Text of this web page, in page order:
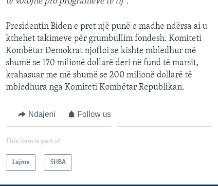
Presidentin Biden e pret një punë e madhe ndërsa ai u
kthehet takimeve për grumbullim fondesh. Komiteti
Kombëtar Demokrat njoftoi se kishte mbledhur më
shumë se 170 milionë dollarë deri në fund të marsit,
krahasuar me më shumë se 200 milionë dollarë të
mbledhura nga Komiteti Kombëtar Republikan.
Ndajeni Follow us
This item is part of
Lajme SHBA